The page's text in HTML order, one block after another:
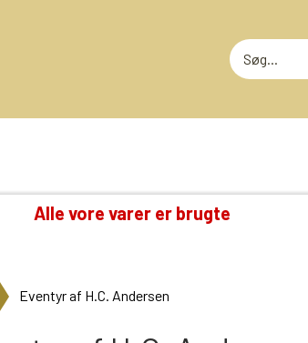
GAMMELT LEGETØJ
Alle vore varer er brugte
Eventyr af H.C. Andersen